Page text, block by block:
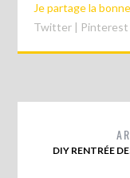
Je partage la
Twitter | Pinterest
DIY RENTRÉE